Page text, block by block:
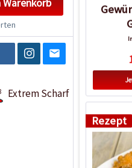
Warenkorb
Extrem Scharf
Rezept